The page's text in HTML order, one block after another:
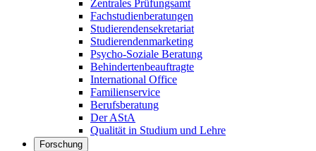
Zentrales Prüfungsamt
Fachstudienberatungen
Studierendensekretariat
Studierendenmarketing
Psycho-Soziale Beratung
Behindertenbeauftragte
International Office
Familienservice
Berufsberatung
Der AStA
Qualität in Studium und Lehre
Forschung